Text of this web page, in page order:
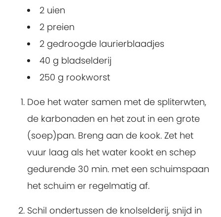
2 uien
2 preien
2 gedroogde laurierblaadjes
40 g bladselderij
250 g rookworst
Doe het water samen met de spliterwten,
de karbonaden en het zout in een grote
(soep)pan. Breng aan de kook. Zet het
vuur laag als het water kookt en schep
gedurende 30 min. met een schuimspaan
het schuim er regelmatig af.
Schil ondertussen de knolselderij, snijd in